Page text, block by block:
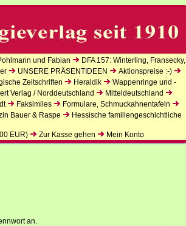
und Fabian
DFA 157: Winterling, Fransecky,
UNSERE PRÄSENTIDEEN
Aktionspreise :-)
Zeitschriften Heraldik
Wappenringe und -
Verlag / Norddeutschland
Mitteldeutschland
Faksimiles
Formulare, Schmuckahnentafeln
Bauer & Raspe
Hessische familiengeschichtliche
EUR) Zur Kasse gehen Mein Konto
an.